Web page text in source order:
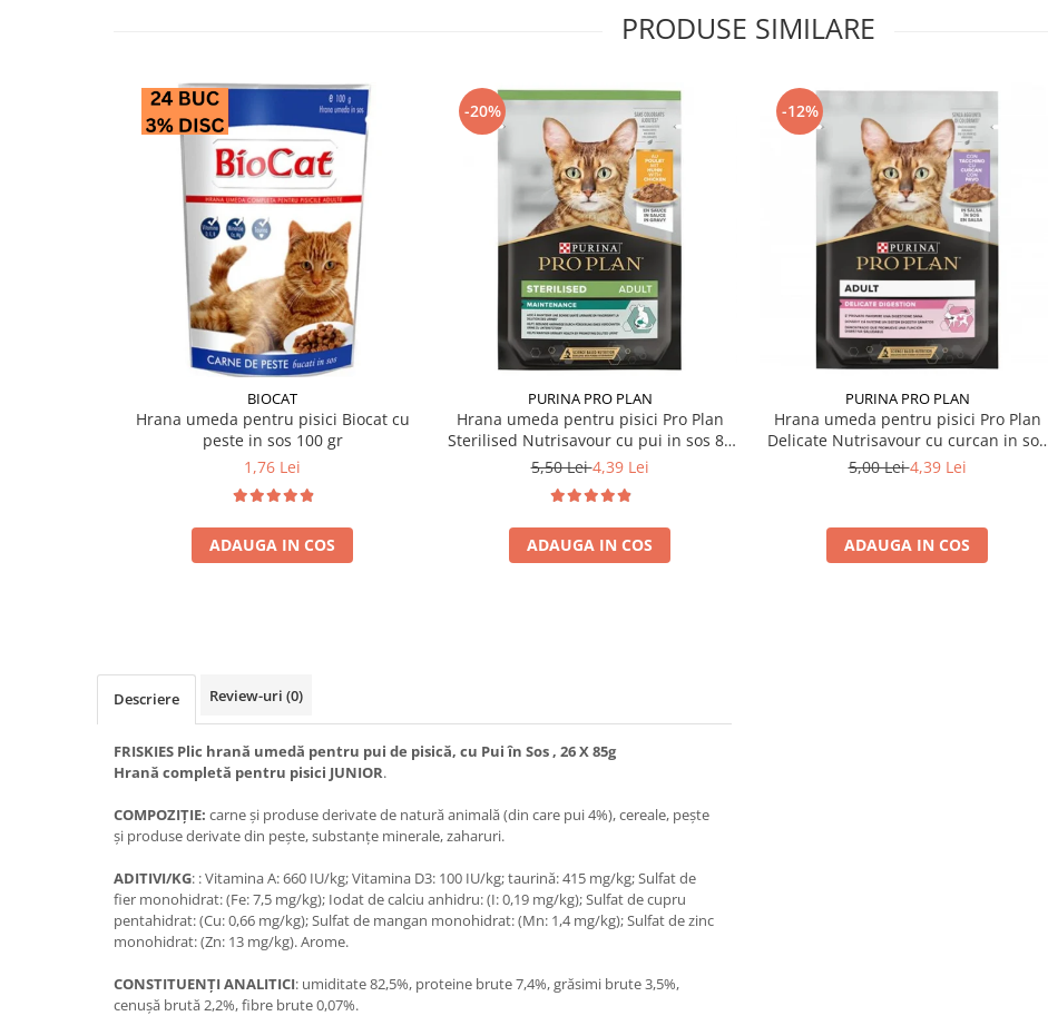
PRODUSE SIMILARE
BIOCAT
Hrana umeda pentru pisici Biocat cu
peste in sos 100 gr
1,76 Lei
ADAUGA IN COS
-20%
PURINA PRO PLAN
Hrana umeda pentru pisici Pro Plan
Sterilised Nutrisavour cu pui in sos 85
gr
5,50 Lei4,39 Lei
ADAUGA IN COS
-12%
PURINA PRO PLAN
Hrana umeda pentru pisici Pro Plan
Delicate Nutrisavour cu curcan in sos
85 gr
5,00 Lei4,39 Lei
ADAUGA IN COS
Descriere Review-uri (0)
FRISKIES Plic hrană umedă pentru pui de pisică, cu Pui în Sos , 26 X 85g
Hrană completă pentru pisici JUNIOR.
COMPOZIŢIE: carne şi produse derivate de natură animală (din care pui 4%), cereale, peşte
şi produse derivate din peşte, substanţe minerale, zaharuri.
ADITIVI/KG: : Vitamina A: 660 IU/kg; Vitamina D3: 100 IU/kg; taurină: 415 mg/kg; Sulfat de
fier monohidrat: (Fe: 7,5 mg/kg); Iodat de calciu anhidru: (I: 0,19 mg/kg); Sulfat de cupru
pentahidrat: (Cu: 0,66 mg/kg); Sulfat de mangan monohidrat: (Mn: 1,4 mg/kg); Sulfat de zinc
monohidrat: (Zn: 13 mg/kg). Arome.
CONSTITUENŢI ANALITICI: umiditate 82,5%, proteine brute 7,4%, grăsimi brute 3,5%,
cenuşă brută 2,2%, fibre brute 0,07%.